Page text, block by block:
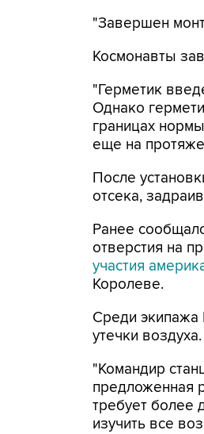
"Завершен
Космонавты
"Герметик
Однако
границах
еще на
После
отсека,
Ранее
отверстия на
участия
Королеве.
Среди экипажа
утечки воздуха.
"Командир
предложенная
требует более
изучить все